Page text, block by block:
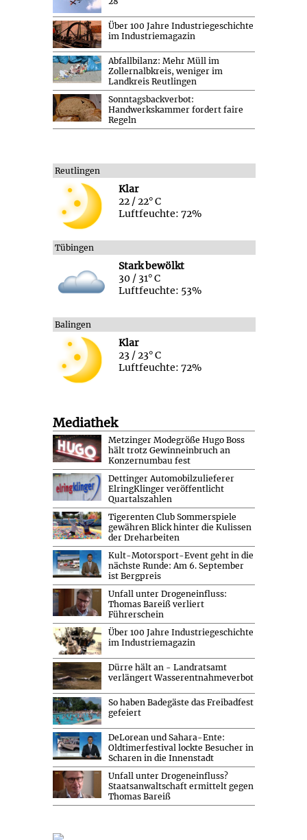
Über 100 Jahre Industriegeschichte
im Industriemagazin
Abfallbilanz: Mehr Müll im
Zollernalbkreis, weniger im
Landkreis Reutlingen
Sonntagsbackverbot:
Handwerkskammer fordert faire
Regeln
Reutlingen
Klar
22 / 22° C
Luftfeuchte: 72%
Tübingen
Stark bewölkt
30 / 31° C
Luftfeuchte: 53%
Balingen
Klar
23 / 23° C
Luftfeuchte: 72%
Mediathek
Metzinger Modegröße Hugo Boss
hält trotz Gewinneinbruch an
Konzernumbau fest
Dettinger Automobilzulieferer
ElringKlinger veröffentlicht
Quartalszahlen
Tigerenten Club Sommerspiele
gewähren Blick hinter die Kulissen
der Dreharbeiten
Kult-Motorsport-Event geht in die
nächste Runde: Am 6. September
ist Bergpreis
Unfall unter Drogeneinfluss:
Thomas Bareiß verliert
Führerschein
Über 100 Jahre Industriegeschichte
im Industriemagazin
Dürre hält an - Landratsamt
verlängert Wasserentnahmeverbot
So haben Badegäste das Freibadfest
gefeiert
DeLorean und Sahara-Ente:
Oldtimerfestival lockte Besucher in
Scharen in die Innenstadt
Unfall unter Drogeneinfluss?
Staatsanwaltschaft ermittelt gegen
Thomas Bareiß